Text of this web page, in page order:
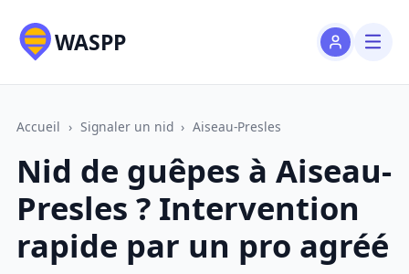
WASPP
Accueil › Signaler un nid › Aiseau-Presles
Nid de guêpes à Aiseau-
Presles ? Intervention
rapide par un pro agréé